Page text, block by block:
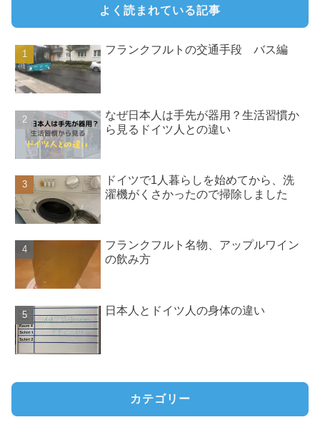
よく読まれている記事
フランクフルトの交通手段 バス編
なぜ日本人は手先が器用？生活習慣か
ら見るドイツ人との違い
ドイツで1人暮らしを始めてから、洗
濯機がくさかったので掃除しました
フランクフルト名物、アップルワイン
の飲み方
日本人とドイツ人の身体の違い
カテゴリー